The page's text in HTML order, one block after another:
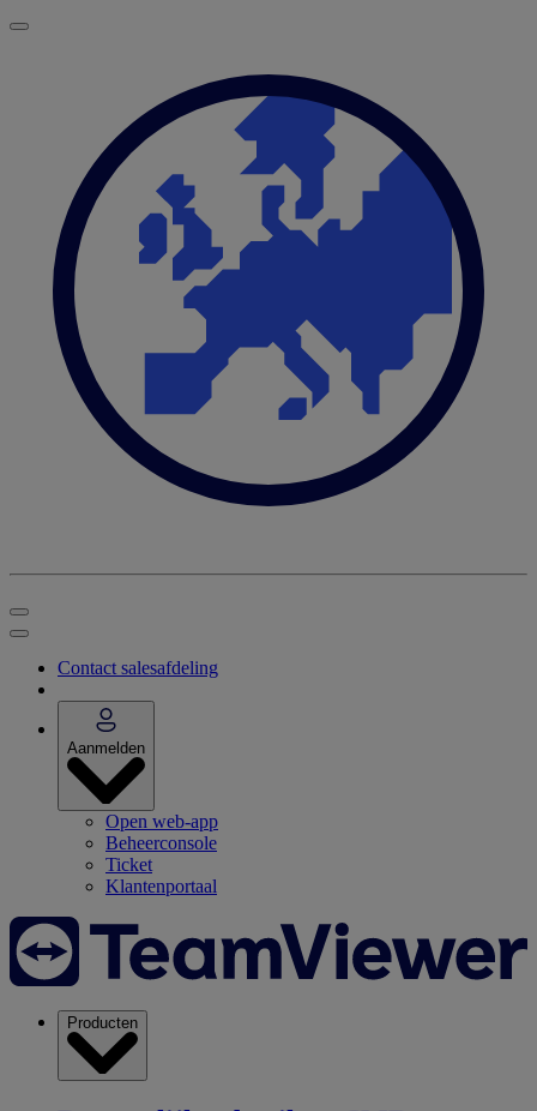
Contact salesafdeling
Aanmelden
Open web-app
Beheerconsole
Ticket
Klantenportaal
Producten